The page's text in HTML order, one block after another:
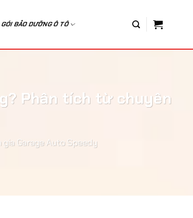
GÓI BẢO DƯỠNG Ô TÔ
Phân tích từ chuyên
Garage Auto Speedy